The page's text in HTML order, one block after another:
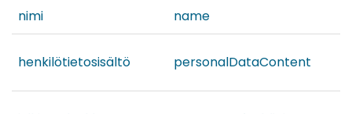
nimi name
henkilötietosisältö personalDataContent